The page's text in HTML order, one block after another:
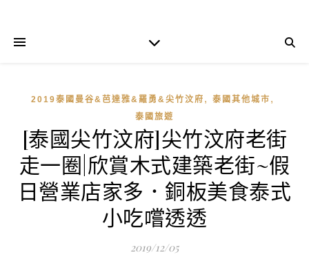
2019泰國曼谷&芭達雅&羅勇&尖竹汶府 , 泰國其他城市 ,
泰國旅遊
[泰國尖竹汶府]尖竹汶府老街
走一圈|欣賞木式建築老街~假
日營業店家多．銅板美食泰式
小吃嚐透透
2019/12/05